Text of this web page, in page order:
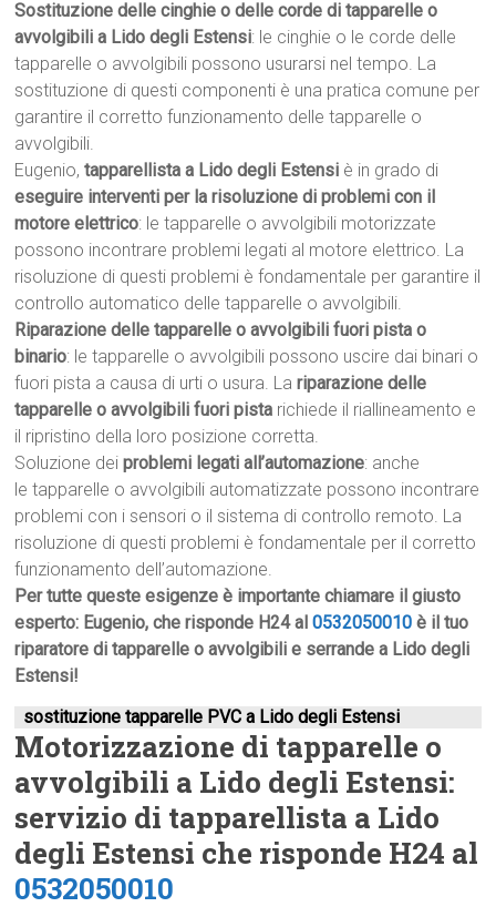
Sostituzione delle cinghie o delle corde di tapparelle o
avvolgibili a Lido degli Estensi: le cinghie o le corde delle
tapparelle o avvolgibili possono usurarsi nel tempo. La
sostituzione di questi componenti è una pratica comune per
garantire il corretto funzionamento delle tapparelle o
avvolgibili.
Eugenio,tapparellista a Lido degli Estensi è in grado di
eseguire interventi per la risoluzione di problemi con il
motore elettrico: le tapparelle o avvolgibili motorizzate
possono incontrare problemi legati al motore elettrico. La
risoluzione di questi problemi è fondamentale per garantire il
controllo automatico delle tapparelle o avvolgibili.
Riparazione delle tapparelle o avvolgibili fuori pista o
binario: le tapparelle o avvolgibili possono uscire dai binari o
fuori pista a causa di urti o usura. Lariparazione delle
tapparelle o avvolgibili fuori pista richiede il riallineamento e
il ripristino della loro posizione corretta.
Soluzione deiproblemi legati all’automazione: anche
le tapparelle o avvolgibili automatizzate possono incontrare
problemi con i sensori o il sistema di controllo remoto. La
risoluzione di questi problemi è fondamentale per il corretto
funzionamento dell’automazione.
Per tutte queste esigenze è importante chiamare il giusto
esperto: Eugenio, che risponde H24 al0532050010 è il tuo
riparatore di tapparelle o avvolgibili e serrande a Lido degli
Estensi!
sostituzione tapparelle PVC a Lido degli Estensi
Motorizzazione di tapparelle o
avvolgibili a Lido degli Estensi:
servizio di tapparellista a Lido
degli Estensi che risponde H24 al
0532050010